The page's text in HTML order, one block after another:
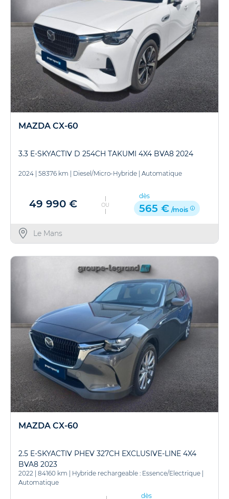
MAZDA CX-60
3.3 E-SKYACTIV D 254CH TAKUMI 4X4 BVA8 2024
2024 58376 km Diesel/Micro-Hybride Automatique
49 990 € OU
dès
565 € /mois
Le Mans
MAZDA CX-60
2.5 E-SKYACTIV PHEV 327CH EXCLUSIVE-LINE 4X4
BVA8 2023
2022 | 84160 km | Hybride rechargeable : Essence/Electrique |
Automatique
dès